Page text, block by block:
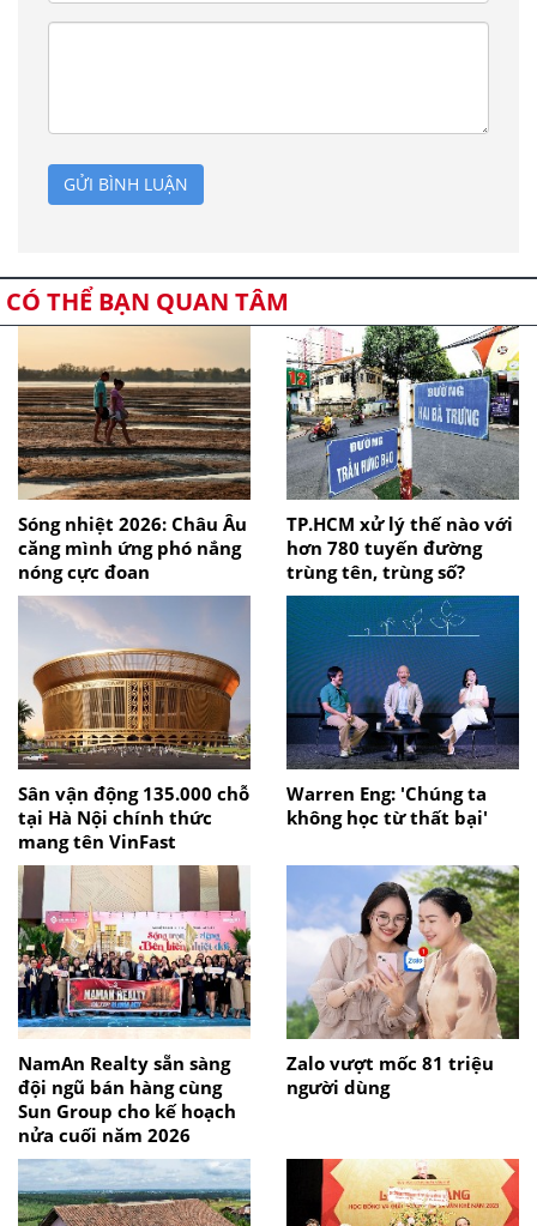
GỬI BÌNH LUẬN
CÓ THỂ BẠN QUAN TÂM
Sóng nhiệt 2026: Châu Âu
căng mình ứng phó nắng
nóng cực đoan
TP.HCM xử lý thế nào với
hơn 780 tuyến đường
trùng tên, trùng số?
Sân vận động 135.000 chỗ
tại Hà Nội chính thức
mang tên VinFast
Warren Eng: 'Chúng ta
không học từ thất bại'
NamAn Realty sẵn sàng
đội ngũ bán hàng cùng
Sun Group cho kế hoạch
nửa cuối năm 2026
Zalo vượt mốc 81 triệu
người dùng